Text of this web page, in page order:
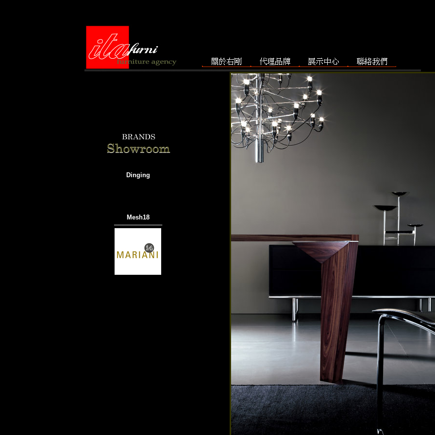
Dinging
Mesh18
───────────